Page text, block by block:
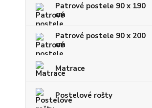
Patrové postele 90 x 190
cm
Patrové postele 90 x 200
cm
Matrace
Postelové rošty